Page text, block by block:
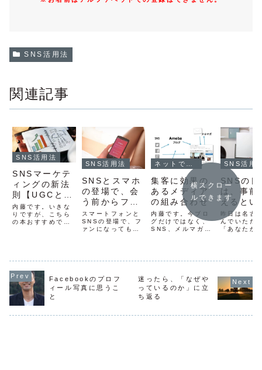
SNS活用法
関連記事
SNS活用法
SNSマーケテ
ィングの新法
則【UGCと
ULSSAS】
内藤です。いきな
りですが、こちら
の本おすすめで
冊。僕らはSNSで
でモノを買う」と
ありますが、より
具体的には、SNS
経由で買うことが
多いってことで
SNS活用法
SNSとスマホ
の登場で、会
う前からファ
ンになっても
らえるように
なった
スマートフォンと
SNSの登場で、フ
ァンになってもら
か、昔ならファン
になるのは、実際
に買って、良かっ
たな〜と思ってか
集客に効果の
あるメディア
の組み合わせ
内藤です。今ブロ
グだけではなく、
SNS、メルマガ、
のが効果的です。
単独のメディアだ
けでは時間もかか
SNS活用
SNSの
は、事前
えるとい
と
昨日は名古
んでいただ
「あなたか
した古澤麻
ん。→ 10
約枠が9月
横スクロー
ルできます
Facebookのプロフ
ィール写真に思うこ
と
迷ったら、「なぜや
っているのか」に立
ち返る